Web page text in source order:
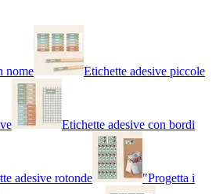
nome Etichette adesive piccole
Etichette adesive con bordi
adesive rotonde "Progetta i